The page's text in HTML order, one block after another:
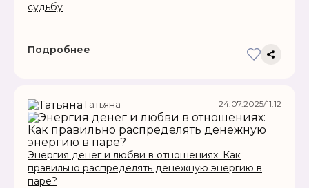
судьбу
Подробнее
Татьяна 24.07.2025/11:12
Энергия денег и любви в отношениях: Как
правильно распределять денежную энергию в
паре?